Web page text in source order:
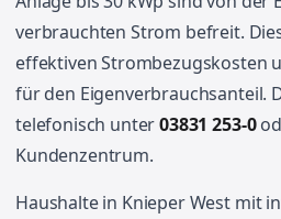
verbrauchten Strom befreit.
effektiven Strombezugskosten
für den Eigenverbrauchsanteil.
telefonisch unter03831 253-0
Kundenzentrum.
Haushalte in Knieper West mit